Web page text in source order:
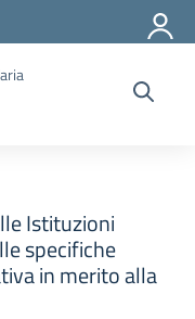
Istituzioni
specifiche
in merito alla